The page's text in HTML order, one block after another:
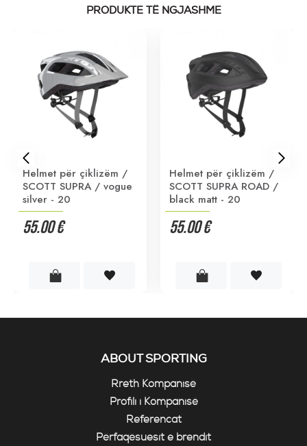
PRODUKTE TË NGJASHME
Helmet për çiklizëm /
SCOTT SUPRA / vogue
silver - 20
55.00 €
Helmet për çiklizëm /
SCOTT SUPRA ROAD /
black matt - 20
55.00 €
ABOUT SPORTING
Rreth Kompanisë
Profili i Kompanisë
Referencat
Përfaqësuesit e brendit